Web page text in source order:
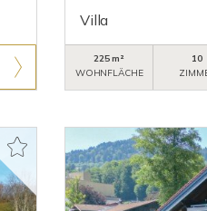
Villa
225 m²
WOHNFLÄCHE
10